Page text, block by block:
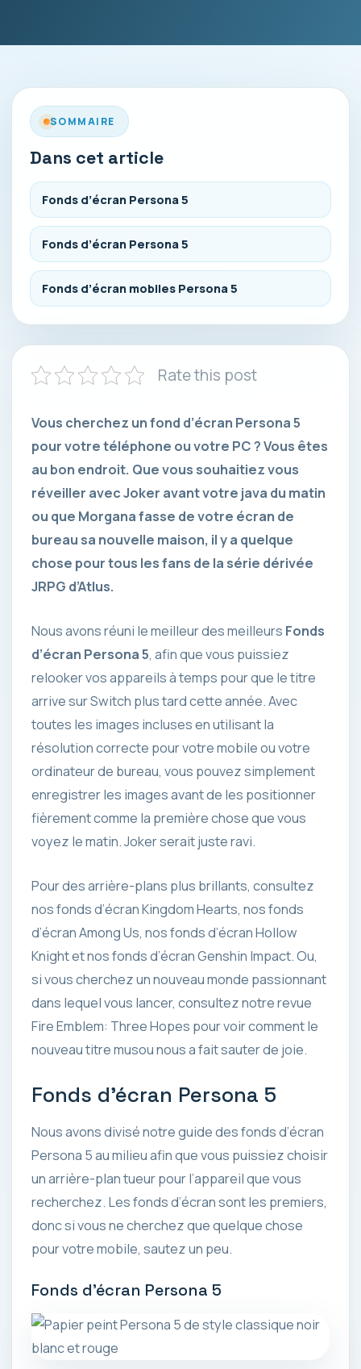
SOMMAIRE
Dans cet article
Fonds d’écran Persona 5
Fonds d’écran Persona 5
Fonds d’écran mobiles Persona 5
Rate this post
Vous cherchez un fond d’écran Persona 5
pour votre téléphone ou votre PC ? Vous êtes
au bon endroit. Que vous souhaitiez vous
réveiller avec Joker avant votre java du matin
ou que Morgana fasse de votre écran de
bureau sa nouvelle maison, il y a quelque
chose pour tous les fans de la série dérivée
JRPG d’Atlus.
Nous avons réuni le meilleur des meilleurs Fonds
d’écran Persona 5, afin que vous puissiez
relooker vos appareils à temps pour que le titre
arrive sur Switch plus tard cette année. Avec
toutes les images incluses en utilisant la
résolution correcte pour votre mobile ou votre
ordinateur de bureau, vous pouvez simplement
enregistrer les images avant de les positionner
fièrement comme la première chose que vous
voyez le matin. Joker serait juste ravi.
Pour des arrière-plans plus brillants, consultez
nos fonds d’écran Kingdom Hearts, nos fonds
d’écran Among Us, nos fonds d’écran Hollow
Knight et nos fonds d’écran Genshin Impact. Ou,
si vous cherchez un nouveau monde passionnant
dans lequel vous lancer, consultez notre revue
Fire Emblem: Three Hopes pour voir comment le
nouveau titre musou nous a fait sauter de joie.
Fonds d’écran Persona 5
Nous avons divisé notre guide des fonds d’écran
Persona 5 au milieu afin que vous puissiez choisir
un arrière-plan tueur pour l’appareil que vous
recherchez. Les fonds d’écran sont les premiers,
donc si vous ne cherchez que quelque chose
pour votre mobile, sautez un peu.
Fonds d’écran Persona 5